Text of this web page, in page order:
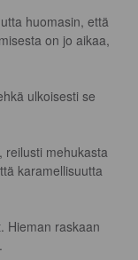
huomasin, että
on jo aikaa,
ulkoisesti se
reilusti mehukasta
karamellisuutta
Hieman raskaan